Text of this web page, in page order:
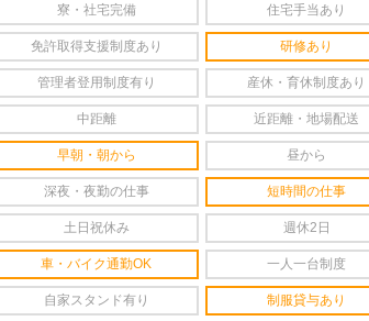
寮・社宅完備 住宅手当あり
免許取得支援制度あり 研修あり
管理者登用制度有り 産休・育休制度あり
中距離 近距離・地場配送
早朝・朝から 昼から
深夜・夜勤の仕事 短時間の仕事
土日祝休み 週休2日
車・バイク通勤OK 一人一台制度
自家スタンド有り 制服貸与あり